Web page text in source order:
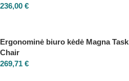
236,00 €
Ergonominė biuro kėdė Magna Task
Chair
269,71 €